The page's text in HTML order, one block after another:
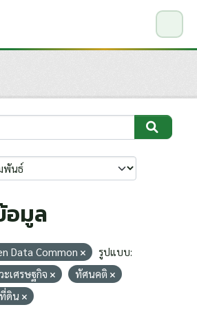
มูล
Data Common
รูปแบบ:
ะเศรษฐกิจ
ทัศนคติ
ดิน